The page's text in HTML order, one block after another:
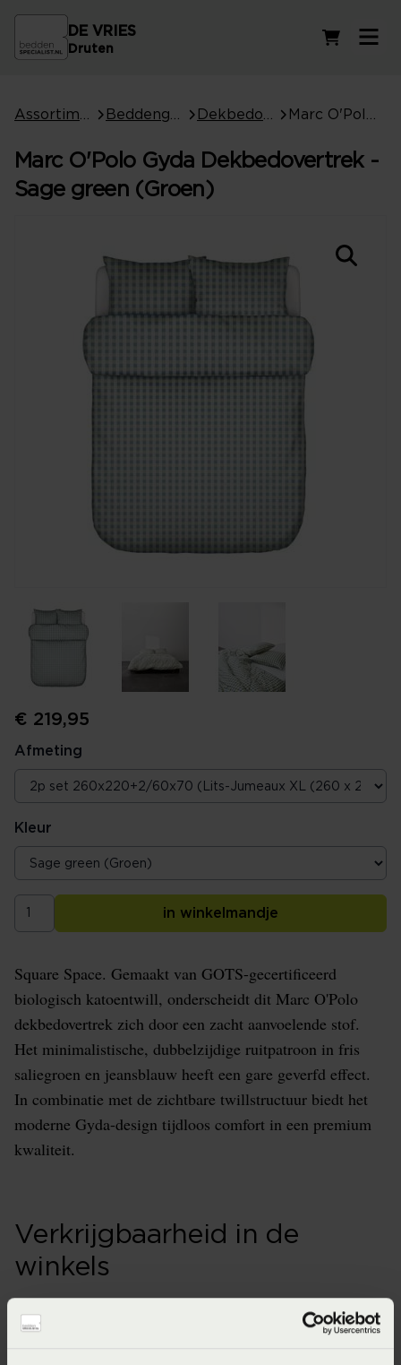
DE VRIES
Druten
Marc O'Polo Gyda Dekbedovertrek -
Sage green (Groen)
€ 219,95
Afmeting
Kleur
in winkelmandje
Square Space. Gemaakt van GOTS-gecertificeerd
biologisch katoentwill, onderscheidt dit Marc O'Polo
dekbedovertrek zich door een zacht aanvoelende stof.
Het minimalistische, dubbelzijdige ruitpatroon in fris
saliegroen en jeansblauw heeft een gare geverfd effect.
In combinatie met de zichtbare twillstructuur biedt het
moderne Gyda-design tijdloos comfort in een premium
kwaliteit.
Verkrijgbaarheid in de
winkels
Onze webshopproducten zijn niet altijd verkrijgbaar in
de winkel. Wil je het product in de winkel bekijken?